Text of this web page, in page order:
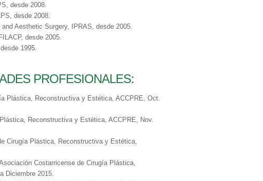
desde 2008.
desde 2008.
Aesthetic Surgery, IPRAS, desde 2005.
desde 2005.
1995.
PROFESIONALES:
Plástica, Reconstructiva y Estética, ACCPRE, Oct.
Reconstructiva y Estética, ACCPRE, Nov.
Cirugía Plástica, Reconstructiva y Estética,
Costarricense de Cirugía Plástica,
Diciembre 2015.